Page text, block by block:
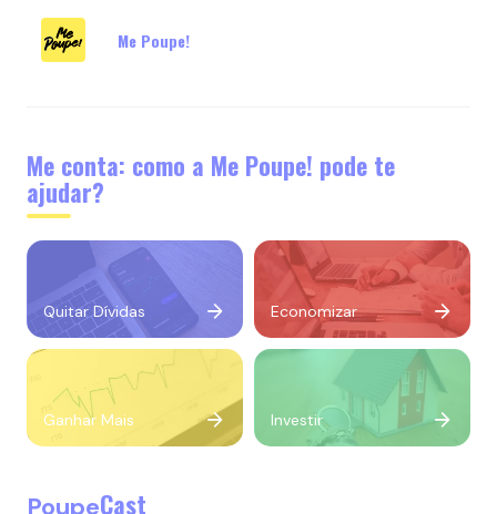
Me Poupe!
Me conta: como a Me Poupe! pode te
ajudar?
Quitar Dívidas Economizar
Ganhar Mais Investir
PoupeCast